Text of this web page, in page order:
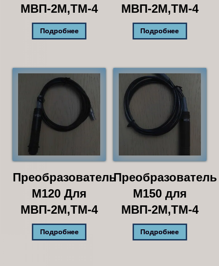
МВП-2М,ТМ-4
Подробнее
МВП-2М,ТМ-4
Подробнее
Преобразователь
М120 Для
МВП-2М,ТМ-4
Подробнее
Преобразователь
М150 для
МВП-2М,ТМ-4
Подробнее